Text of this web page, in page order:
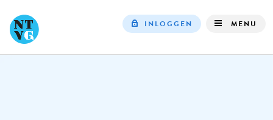
INLOGGEN MENU